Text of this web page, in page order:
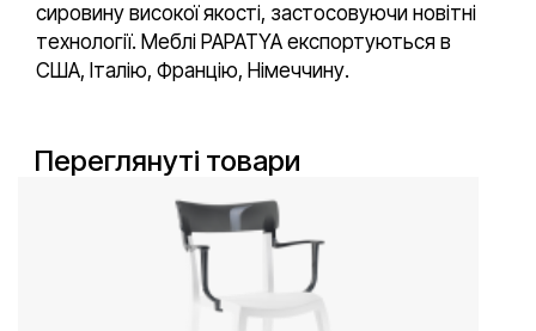
сировину високої якості, застосовуючи новітні
технології. Меблі PAPATYA експортуються в
США, Італію, Францію, Німеччину.
Переглянуті товари